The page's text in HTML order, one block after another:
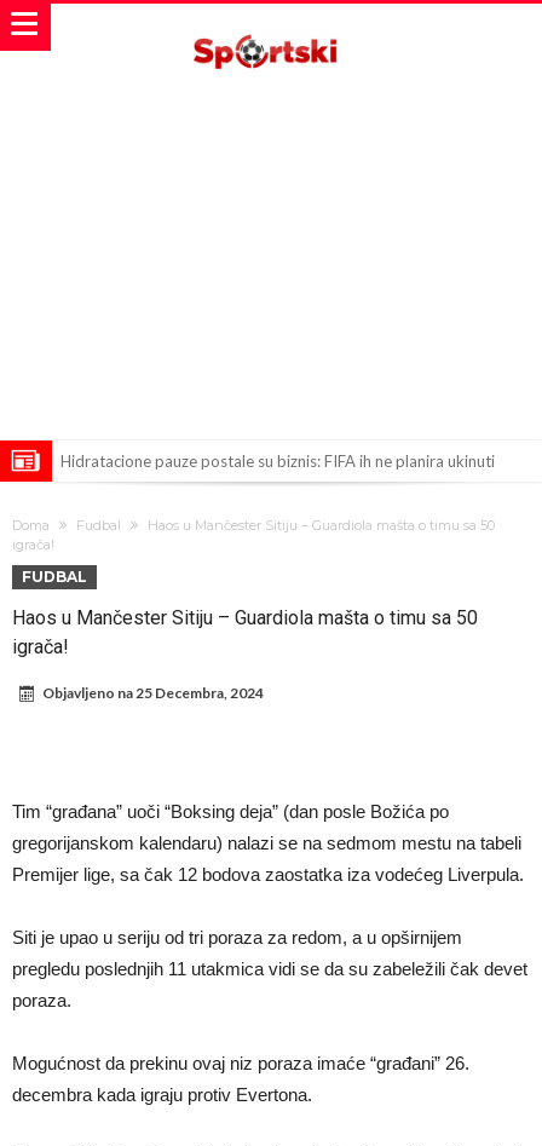
Hidratacione pauze postale su biznis: FIFA ih ne planira ukinuti
UEFA
Murinjo uvodi strogu disciplinu u Real Madrid. Ovo su tri nova
pravila
Arsenal za 138 miliona evra dovodi zvezdu Serie A?
Doma Fudbal
Haos u Mančester Sitiju – Guardiola mašta o timu sa 50
igrača!
FUDBAL
Haos u Mančester Sitiju – Guardiola mašta o timu sa 50
igrača!
Objavljeno na25 Decembra, 2024
Tim “građana” uoči “Boksing deja” (dan posle Božića po
gregorijanskom kalendaru) nalazi se na sedmom mestu na tabeli
Premijer lige, sa čak 12 bodova zaostatka iza vodećeg Liverpula.
Siti je upao u seriju od tri poraza za redom, a u opširnijem
pregledu poslednjih 11 utakmica vidi se da su zabeležili čak devet
poraza.
Mogućnost da prekinu ovaj niz poraza imaće “građani” 26.
decembra kada igraju protiv Evertona.